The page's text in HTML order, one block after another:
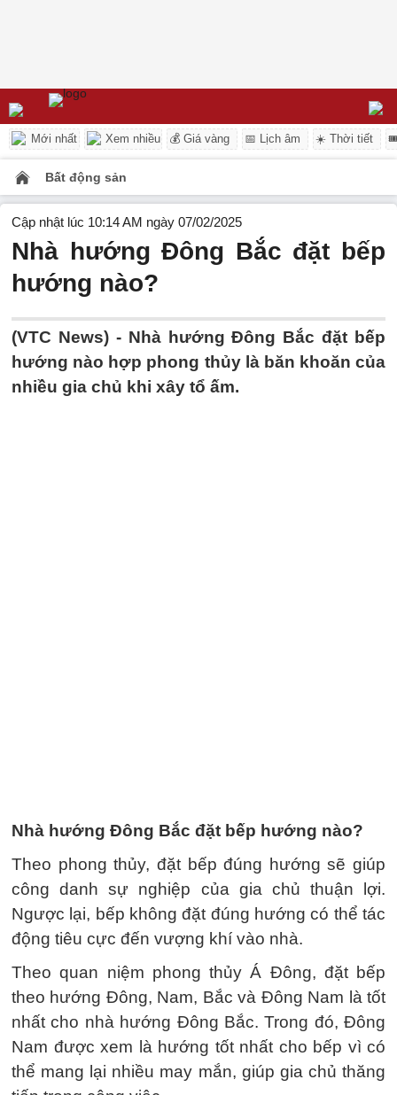
Mới nhất Xem nhiều 💰 Giá vàng 📅 Lịch âm ☀️ Thời tiết
Bất động sản
Cập nhật lúc 10:14 AM ngày 07/02/2025
Nhà hướng Đông Bắc đặt bếp
hướng nào?
(VTC News) - Nhà hướng Đông Bắc đặt bếp
hướng nào hợp phong thủy là băn khoăn của
nhiều gia chủ khi xây tổ ấm.
Nhà hướng Đông Bắc đặt bếp hướng nào?
Theo phong thủy, đặt bếp đúng hướng sẽ giúp
công danh sự nghiệp của gia chủ thuận lợi.
Ngược lại, bếp không đặt đúng hướng có thể tác
động tiêu cực đến vượng khí vào nhà.
Theo quan niệm phong thủy Á Đông, đặt bếp
theo hướng Đông, Nam, Bắc và Đông Nam là tốt
nhất cho nhà hướng Đông Bắc. Trong đó, Đông
Nam được xem là hướng tốt nhất cho bếp vì có
thể mang lại nhiều may mắn, giúp gia chủ thăng